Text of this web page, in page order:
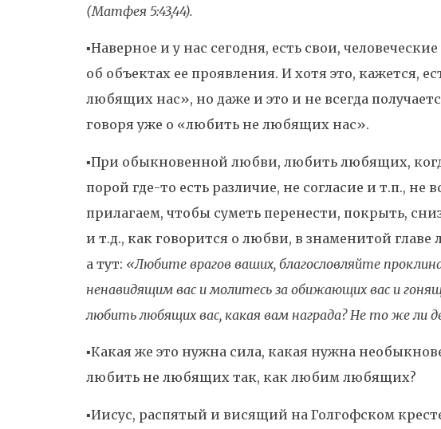
(Матфея 5:43,44).
▪️Наверное и у нас сегодня, есть свои,
об объектах ее проявления. И хотя это, кажется,
любящих нас», но даже и это и не всегда
говоря уже о «любить не любящих нас».
▪️При обыкновенной любви, любить любящих,
порой где-то есть различие, не согласие и т.п., не
прилагаем, чтобы суметь перенести, покрыть,
и т.д., как говорится о любви, в знаменитой главе
а тут: «Любите врагов ваших, благословляйте
ненавидящим вас и молитесь за обижающих вас и
любить любящих вас, какая вам награда? Не то же ли
▪️Какая же это нужна сила, какая нужна
любить не любящих так, как любим любящих?
▪️Иисус, распятый и висящий на Голгофском